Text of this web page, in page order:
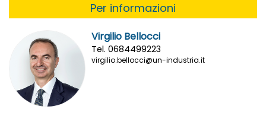
Per informazioni
Virgilio Bellocci
Tel. 0684499223
virgilio.bellocci@un-industria.it